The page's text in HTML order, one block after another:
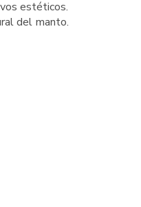
estéticos.
del manto.